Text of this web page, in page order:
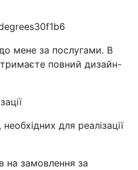
мене за послугами. В
повний дизайн-
для реалізації
на замовлення за